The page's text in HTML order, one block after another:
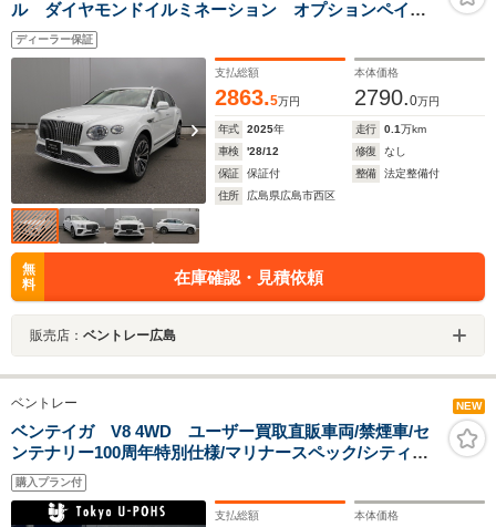
ル ダイヤモンドイルミネーション オプションペイン
ト LEDウェルカムランプ 4+1Seat
ディーラー保証
支払総額
2863.5万円
本体価格
2790.0万円
年式 2025年 走行 0.1万km
車検
'28/12 修復
なし
保証
保証付 整備
法定整備付
住所
広島県広島市西区
無
料
在庫確認・見積依頼
販売店： ベントレー広島
ベントレー NEW
ベンテイガ V8 4WD ユーザー買取直販車両/禁煙車/セ
ンテナリー100周年特別仕様/マリナースペック/シティス
ペック/ツーリングスペック/パノラマルーフ/ヘッドアップ
ディプレイ/ナイトビジョン
購入プラン付
支払総額 本体価格